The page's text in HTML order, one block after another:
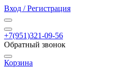
Вход / Регистрация
+7(951)321-09-56
Обратный звонок
Корзина